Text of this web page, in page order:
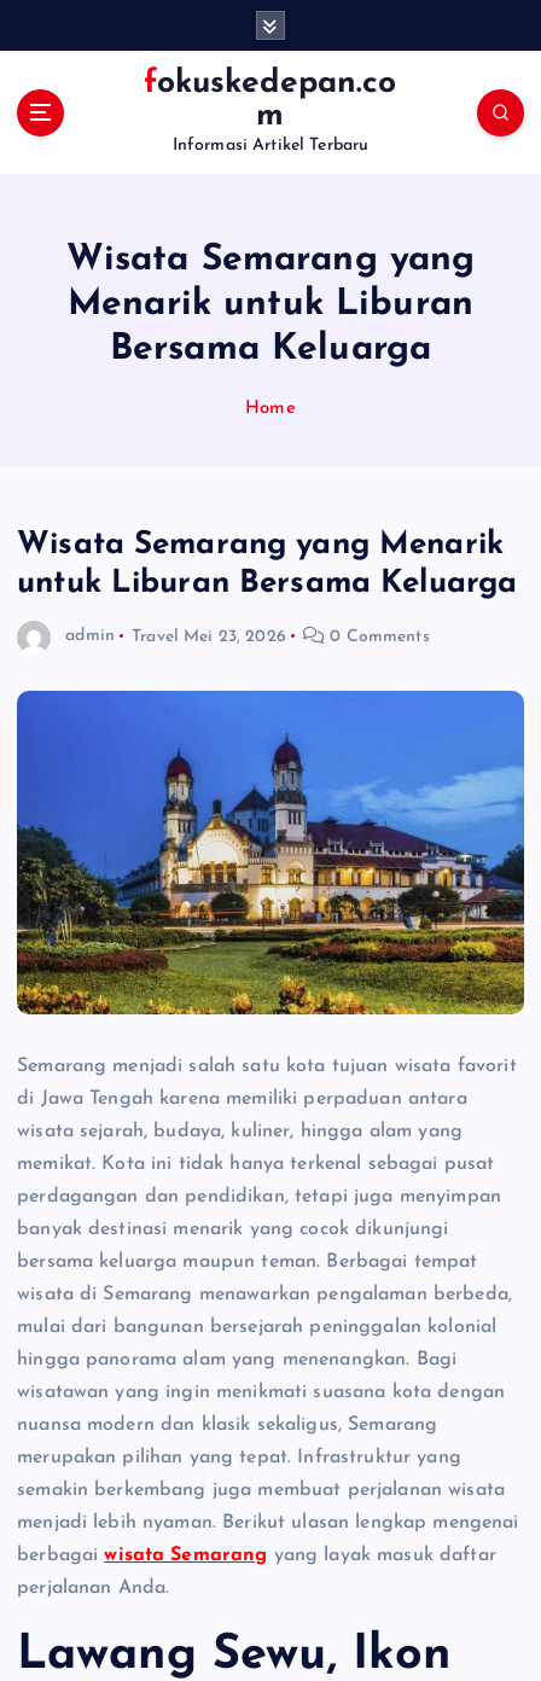
fokuskedepan.co
m
Informasi Artikel Terbaru
Wisata Semarang yang
Menarik untuk Liburan
Bersama Keluarga
Home
Wisata Semarang yang Menarik
untuk Liburan Bersama Keluarga
admin Travel Mei 23, 2026 0 Comments
Semarang menjadi salah satu kota tujuan wisata favorit
di Jawa Tengah karena memiliki perpaduan antara
wisata sejarah, budaya, kuliner, hingga alam yang
memikat. Kota ini tidak hanya terkenal sebagai pusat
perdagangan dan pendidikan, tetapi juga menyimpan
banyak destinasi menarik yang cocok dikunjungi
bersama keluarga maupun teman. Berbagai tempat
wisata di Semarang menawarkan pengalaman berbeda,
mulai dari bangunan bersejarah peninggalan kolonial
hingga panorama alam yang menenangkan. Bagi
wisatawan yang ingin menikmati suasana kota dengan
nuansa modern dan klasik sekaligus, Semarang
merupakan pilihan yang tepat. Infrastruktur yang
semakin berkembang juga membuat perjalanan wisata
menjadi lebih nyaman. Berikut ulasan lengkap mengenai
berbagaiwisata Semarang yang layak masuk daftar
perjalanan Anda.
Lawang Sewu, Ikon